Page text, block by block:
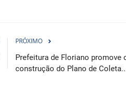
PRÓXIMO
Prefeitura de Floriano promove
construção do Plano de